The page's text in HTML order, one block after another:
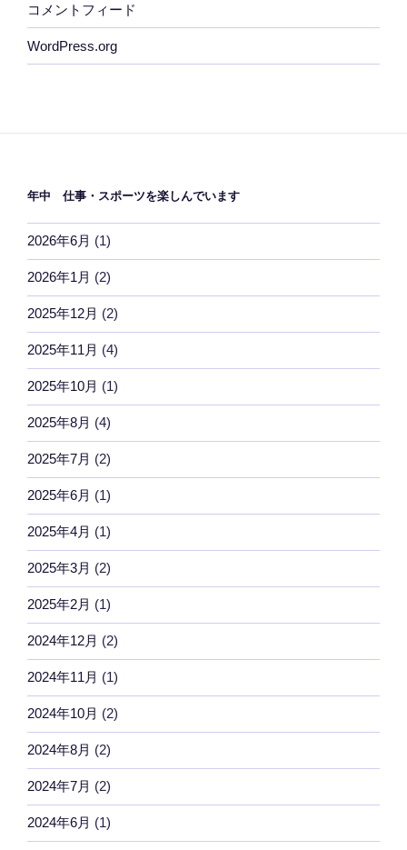
コメントフィード
WordPress.org
年中 仕事・スポーツを楽しんでいます
2026年6月 (1)
2026年1月 (2)
2025年12月 (2)
2025年11月 (4)
2025年10月 (1)
2025年8月 (4)
2025年7月 (2)
2025年6月 (1)
2025年4月 (1)
2025年3月 (2)
2025年2月 (1)
2024年12月 (2)
2024年11月 (1)
2024年10月 (2)
2024年8月 (2)
2024年7月 (2)
2024年6月 (1)